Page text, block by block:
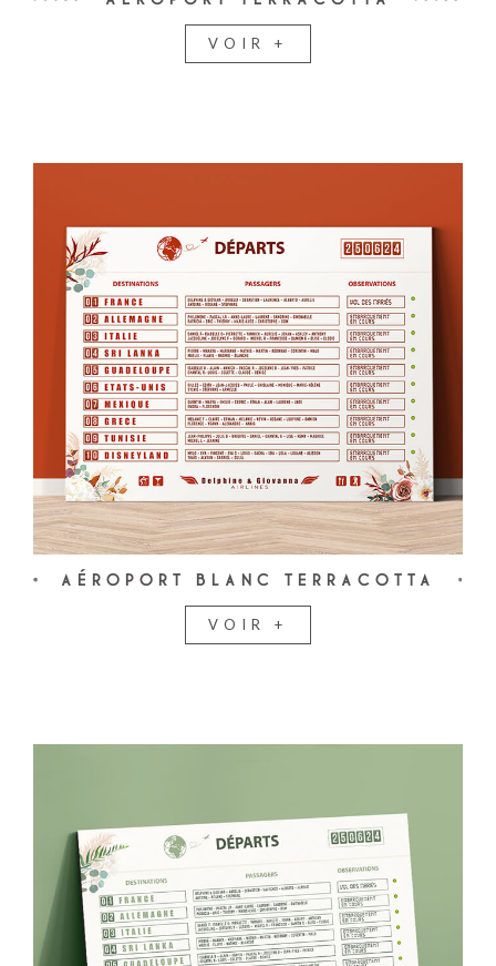
VOIR +
AÉROPORT BLANC TERRACOTTA
VOIR +